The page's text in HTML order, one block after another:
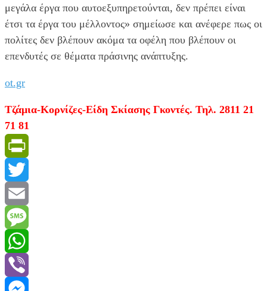
μεγάλα έργα που αυτοεξυπηρετούνται, δεν πρέπει είναι
έτσι τα έργα του μέλλοντος» σημείωσε και ανέφερε πως οι
πολίτες δεν βλέπουν ακόμα τα οφέλη που βλέπουν οι
επενδυτές σε θέματα πράσινης ανάπτυξης.
ot.gr
Τζάμια-Κορνίζες-Είδη Σκίασης Γκοντές. Τηλ. 2811 21
71 81
PrintFriendly
Twitter
Email
Message
WhatsApp